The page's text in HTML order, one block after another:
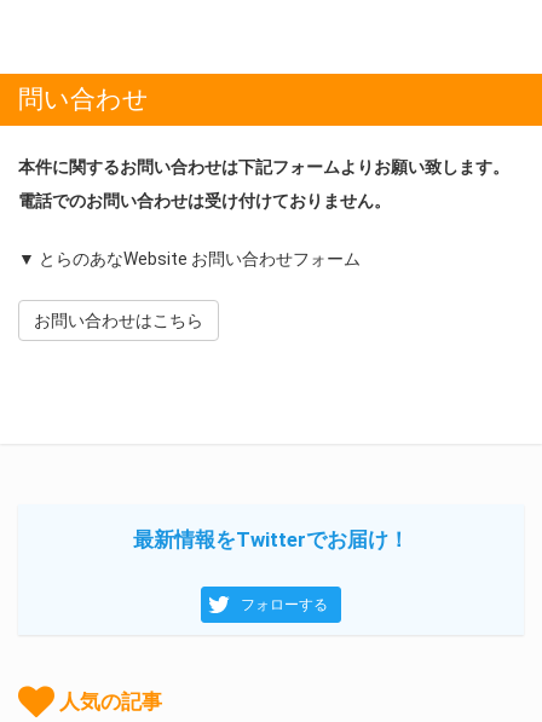
問い合わせ
本件に関するお問い合わせは下記フォームよりお願い致します。
電話でのお問い合わせは受け付けておりません。
▼ とらのあなWebsite お問い合わせフォーム
お問い合わせはこちら
最新情報をTwitterでお届け！
フォローする
人気の記事